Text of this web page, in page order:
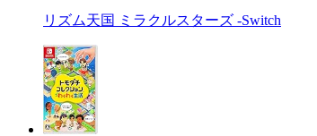
リズム天国 ミラクルスターズ -Switch